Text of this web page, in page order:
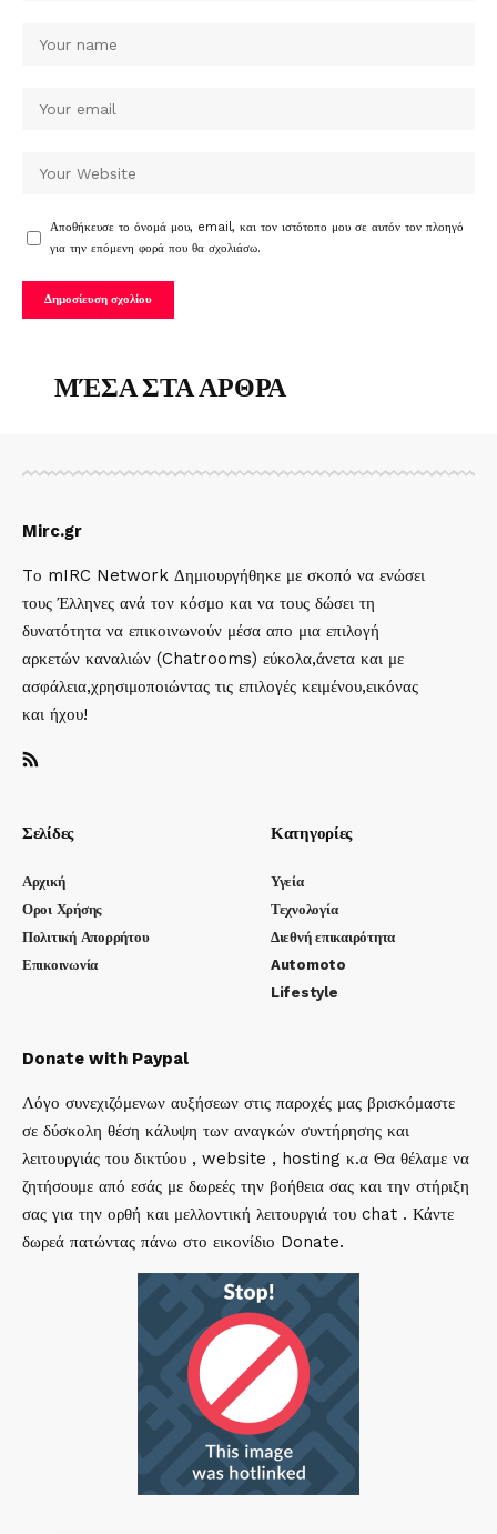
Αποθήκευσε το όνομά μου, email, και τον ιστότοπο μου σε αυτόν τον πλοηγό
για την επόμενη φορά που θα σχολιάσω.
ΜΈΣΑ ΣΤΑ ΑΡΘΡΑ
Mirc.gr
Tο mIRC Network Δημιουργήθηκε με σκοπό να ενώσει
τους Έλληνες ανά τον κόσμο και να τους δώσει τη
δυνατότητα να επικοινωνούν μέσα απο μια επιλογή
αρκετών καναλιών (Chatrooms) εύκολα,άνετα και με
ασφάλεια,χρησιμοποιώντας τις επιλογές κειμένου,εικόνας
και ήχου!
Σελίδες
Αρχική
Οροι Χρήσης
Πολιτική Απορρήτου
Επικοινωνία
Κατηγορίες
Υγεία
Τεχνολογία
Διεθνή επικαιρότητα
Automoto
Lifestyle
Donate with Paypal
Λόγο συνεχιζόμενων αυξήσεων στις παροχές μας βρισκόμαστε
σε δύσκολη θέση κάλυψη των αναγκών συντήρησης και
λειτουργιάς του δικτύου , website , hosting κ.α Θα θέλαμε να
ζητήσουμε από εσάς με δωρεές την βοήθεια σας και την στήριξη
σας για την ορθή και μελλοντική λειτουργιά του chat . Κάντε
δωρεά πατώντας πάνω στο εικονίδιο Donate.